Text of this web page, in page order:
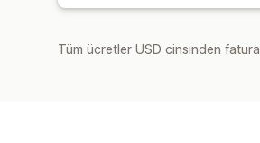
Tüm ücretler USD cinsinden